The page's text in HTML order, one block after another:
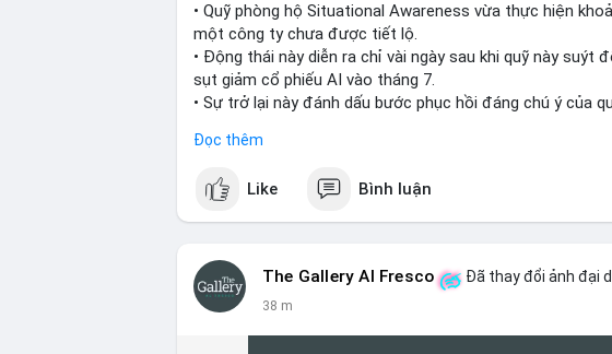
• Quỹ phòng hộ Situational Awareness vừa thực hiện
một công ty chưa được tiết lộ.
• Động thái này diễn ra chỉ vài ngày sau khi quỹ này
sụt giảm cổ phiếu AI vào tháng 7.
• Sự trở lại này đánh dấu bước phục hồi đáng chú ý của
#cryptonews
$btc $eth
📰 Nguồn: Cointelegraph
Đọc thêm
Like Bình luận
The Gallery Al Fresco Đã thay đổi ảnh đại
38 m